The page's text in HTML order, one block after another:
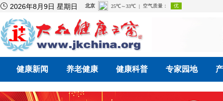
 2026年8月9日 星期日
健康新闻 养老健康 健康科普 专家园地